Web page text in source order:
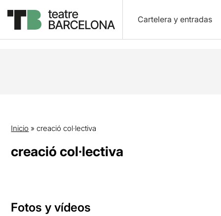
Cartelera y entradas
Inicio »creació col·lectiva
creació col·lectiva
Fotos y vídeos